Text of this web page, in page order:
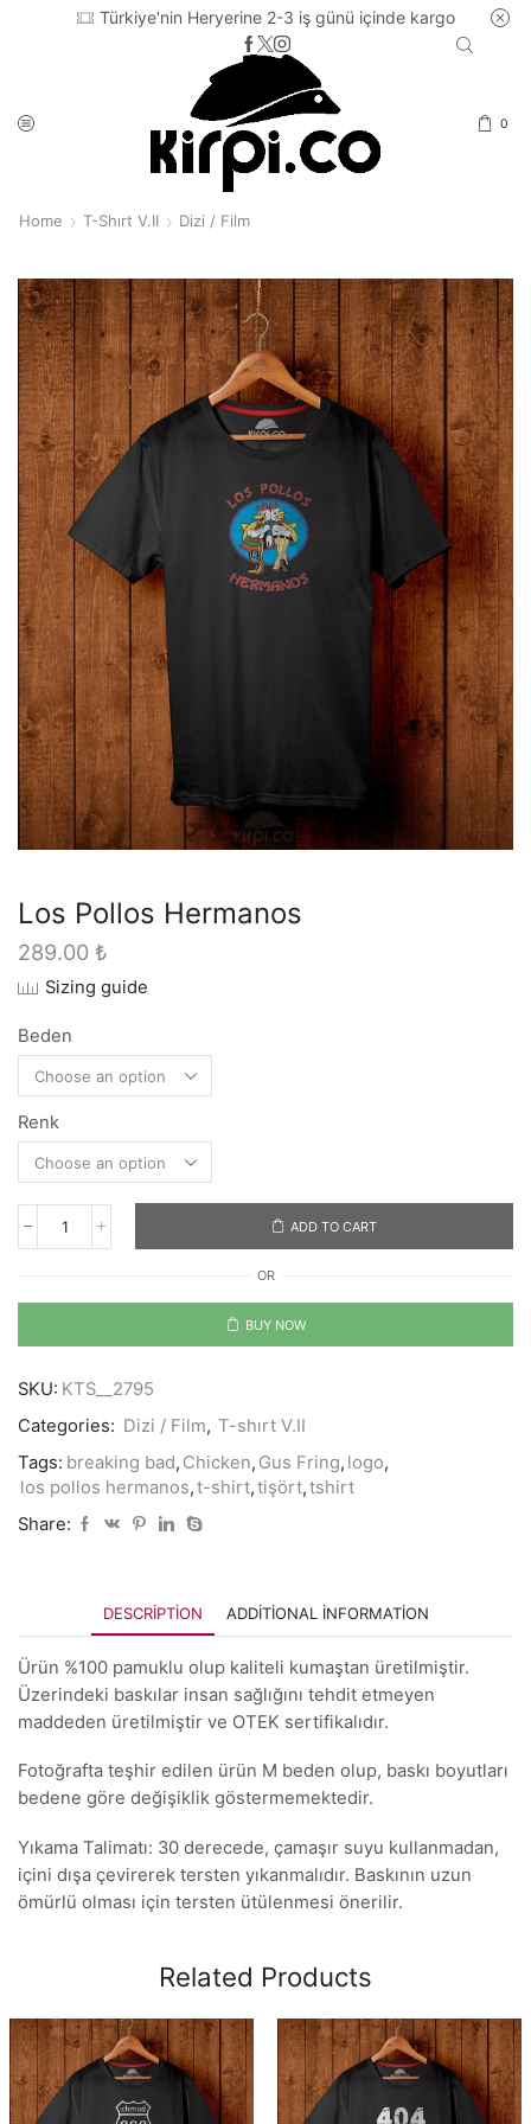
Türkiye'nin Heryerine 2-3 iş günü içinde kargo
0
Home T-Shırt V.II Dizi / Film
Los Pollos Hermanos
289.00 ₺
Sizing guide
Beden
Renk
Los
quantity
ADD TO CART
OR
BUY NOW
SKU: KTS__2795
Categories: Dizi / Film, T-shırt V.II
Tags: breaking bad, Chicken, Gus Fring, logo,
los pollos hermanos,t-shirt,tişört,tshirt
Share:
DESCRIPTION ADDITIONAL INFORMATION
Ürün %100 pamuklu olup kaliteli kumaştan üretilmiştir.
Üzerindeki baskılar insan sağlığını tehdit etmeyen
maddeden üretilmiştir ve OTEK sertifikalıdır.
Fotoğrafta teşhir edilen ürün M beden olup, baskı boyutları
bedene göre değişiklik göstermemektedir.
Yıkama Talimatı: 30 derecede, çamaşır suyu kullanmadan,
içini dışa çevirerek tersten yıkanmalıdır. Baskının uzun
ömürlü olması için tersten ütülenmesi önerilir.
Related Products